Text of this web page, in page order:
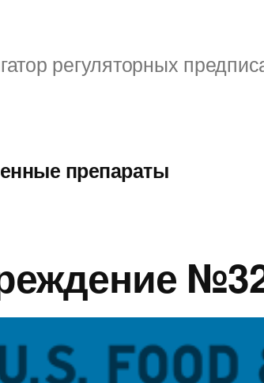
регуляторных
препараты